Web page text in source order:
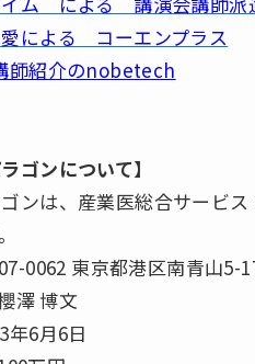
による コーエンプラス
師紹介のnobetech
ゴンについて】
ンは、産業医総合サービ
0062 東京都港区南青山5-
澤 博文
6月6日